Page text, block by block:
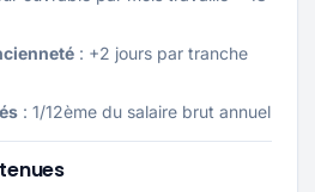
: +2 jours par tranche
: 1/12ème du salaire brut annuel